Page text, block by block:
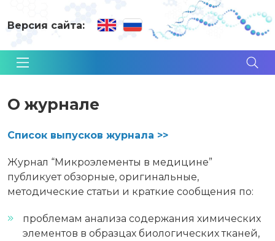
Версия сайта:
О журнале
Список выпусков журнала >>
Журнал “Микроэлементы в медицине”
публикует обзорные, оригинальные,
методические статьи и краткие сообщения по:
проблемам анализа содержания химических
элементов в образцах биологических тканей,